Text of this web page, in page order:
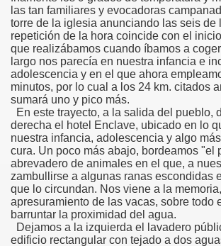
las tan familiares y evocadoras
torre de la iglesia anunciando las seis de
repetición de la hora coincide con el
que realizábamos cuando íbamos a
largo nos parecía en nuestra infancia e
adolescencia y en el que ahora
minutos, por lo cual a los 24 km. citados
sumará uno y pico más.
En este trayecto, a la salida del pueblo,
derecha el hotel Enclave, ubicado en lo
nuestra infancia, adolescencia y algo
cura. Un poco más abajo, bordeamos "el
abrevadero de animales en el que, a
zambullirse a algunas ranas escondidas
que lo circundan. Nos viene a la
apresuramiento de las vacas, sobre todo
barruntar la proximidad del agua.
Dejamos a la izquierda el lavadero
edificio rectangular con tejado a dos